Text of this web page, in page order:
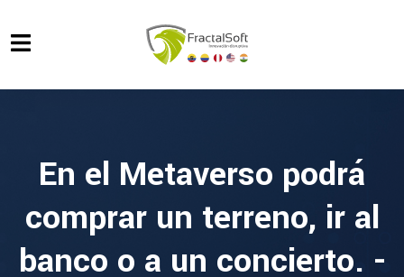
En el Metaverso podrá
comprar un terreno, ir al
banco o a un concierto. -